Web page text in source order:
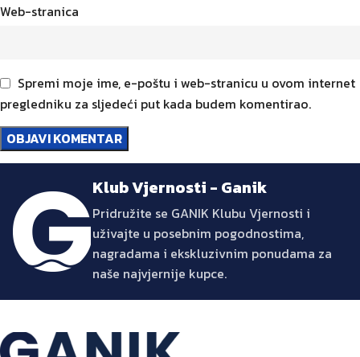
Web-stranica
Spremi moje ime, e-poštu i web-stranicu u ovom internet
pregledniku za sljedeći put kada budem komentirao.
Klub Vjernosti - Ganik
Pridružite se GANIK Klubu Vjernosti i
uživajte u posebnim pogodnostima,
nagradama i ekskluzivnim ponudama za
naše najvjernije kupce.